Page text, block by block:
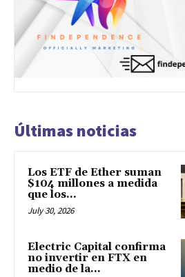
Últimas noticias
Los ETF de Ether suman
$104 millones a medida
que los...
July 30, 2026
Electric Capital confirma
no invertir en FTX en
medio de la...